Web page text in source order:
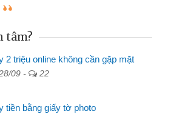
tâm?
2 triệu online không cần gặp mặt
09 - 22
tiền bằng giấy tờ photo